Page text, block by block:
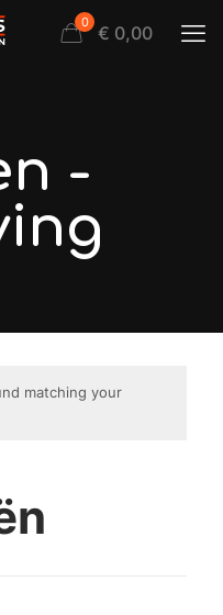
0 € 0,00
-
matching your